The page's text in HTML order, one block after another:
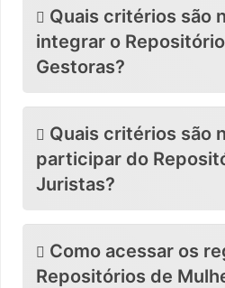
Quais critérios são
integrar o
Gestoras?
Quais critérios são
participar do
Juristas?
Como acessar os
Repositórios de